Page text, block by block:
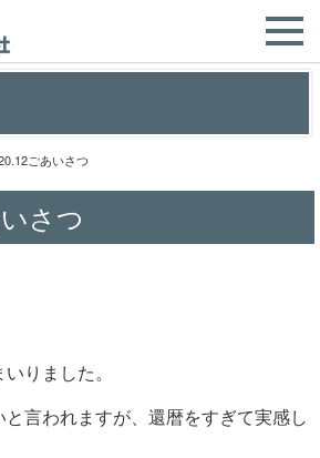
ごあいさつ
さつ
りました。
言われますが、還暦をすぎて実感し